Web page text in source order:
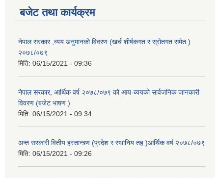
बजेट तथा कार्यक्रम
नेपाल सरकार ,व्यय अनुमानको विवरण (खर्च शीर्षकगत र स्रोतगत समेत )
२०७८/०७९
मिति: 06/15/2021 - 09:36
नेपाल सरकार, आर्थिक वर्ष २०७८/०७९ को आय-ब्ययको सार्वजनिक जानकारी
विवरण (बजेट भाषण )
मिति: 06/15/2021 - 09:34
अन्त सरकारी वितीय हस्तान्त्र्ण (प्रदेश र स्थानिय तह )आर्थिक वर्ष २०७८/०७९
मिति: 06/15/2021 - 09:26